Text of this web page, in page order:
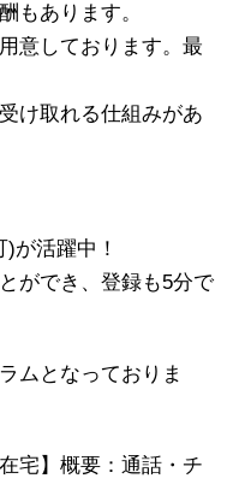
もあります。
意しております。最
け取れる仕組みがあ
が活躍中！
ができ、登録も5分で
ムとなっておりま
宅】概要：通話・チ